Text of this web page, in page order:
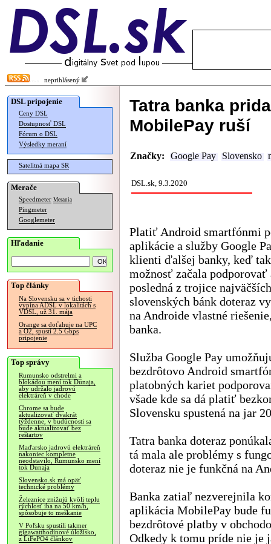
neprihlásený
DSL pripojenie
Ceny DSL
Dostupnosť DSL
Fórum o DSL
Výsledky meraní
Satelitná mapa SR
Merače
Speedmeter Merania
Pingmeter
Googlemeter
Hľadanie
Top články
Na Slovensku sa v tichosti
vypína ADSL v lokalitách s
VDSL, už 31. mája
Orange sa doťahuje na UPC
a O2, spustí 2.5 Gbps
pripojenie
Top správy
Rumunsko odstrelmi a
blokádou mení tok Dunaja,
aby udržalo jadrovú
elektráreň v chode
Chrome sa bude
aktualizovať dvakrát
týždenne, v budúcnosti sa
bude aktualizovať bez
reštartov
Maďarsko jadrovú elektráreň
nakoniec kompletne
neodstavilo, Rumunsko mení
tok Dunaja
Slovensko.sk má opäť
technické problémy
Železnice znižujú kvôli teplu
rýchlosť iba na 50 km/h,
spôsobuje to meškanie
V Poľsku spustili takmer
gigawatthodinové úložisko,
z LiFePO4 článkov
Tatra banka
MobilePay ruší
Značky: Google Pay Slovensko
DSL.sk, 9.3.2020
Platiť Android smartfónmi
aplikácie a služby Google
klienti ďalšej banky, keď
možnosť začala podporovať
posledná z trojice najväčších
slovenských bánk doteraz
na Androide vlastné
banka.
Služba Google Pay
bezdrôtovo Android
platobných kariet
všade kde sa dá platiť
Slovensku spustená na jar
Tatra banka doteraz
tá mala ale problémy s
doteraz nie je funkčná na
Banka zatiaľ nezverejnila
aplikácia MobilePay bude
bezdrôtové platby v
Odkedy k tomu príde nie je